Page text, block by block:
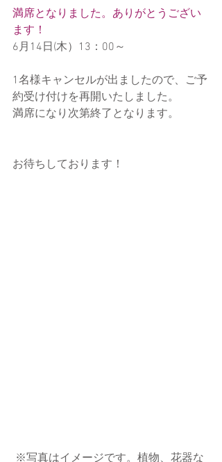
満席となりました。ありがとうござい
ます！
6月14日(木）13：00～
1名様キャンセルが出ましたので、ご予
約受け付けを再開いたしました。
満席になり次第終了となります。
お待ちしております！